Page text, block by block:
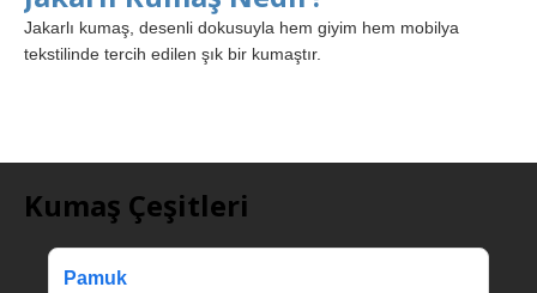
Jakarlı kumaş, desenli dokusuyla hem giyim hem mobilya
tekstilinde tercih edilen şık bir kumaştır.
Kumaş Çeşitleri
Pamuk